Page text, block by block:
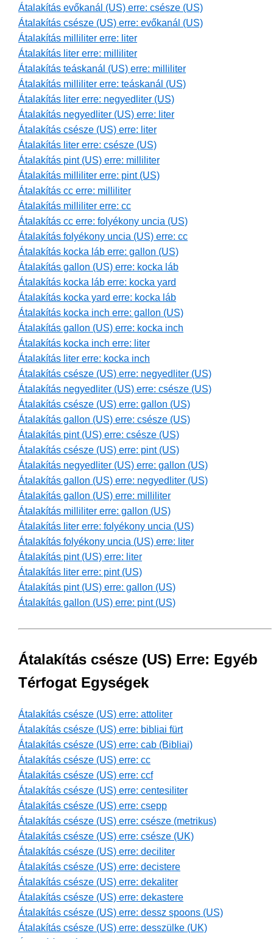
Átalakítás evőkanál (US) erre: csésze (US)
Átalakítás csésze (US) erre: evőkanál (US)
Átalakítás milliliter erre: liter
Átalakítás liter erre: milliliter
Átalakítás teáskanál (US) erre: milliliter
Átalakítás milliliter erre: teáskanál (US)
Átalakítás liter erre: negyedliter (US)
Átalakítás negyedliter (US) erre: liter
Átalakítás csésze (US) erre: liter
Átalakítás liter erre: csésze (US)
Átalakítás pint (US) erre: milliliter
Átalakítás milliliter erre: pint (US)
Átalakítás cc erre: milliliter
Átalakítás milliliter erre: cc
Átalakítás cc erre: folyékony uncia (US)
Átalakítás folyékony uncia (US) erre: cc
Átalakítás kocka láb erre: gallon (US)
Átalakítás gallon (US) erre: kocka láb
Átalakítás kocka láb erre: kocka yard
Átalakítás kocka yard erre: kocka láb
Átalakítás kocka inch erre: gallon (US)
Átalakítás gallon (US) erre: kocka inch
Átalakítás kocka inch erre: liter
Átalakítás liter erre: kocka inch
Átalakítás csésze (US) erre: negyedliter (US)
Átalakítás negyedliter (US) erre: csésze (US)
Átalakítás csésze (US) erre: gallon (US)
Átalakítás gallon (US) erre: csésze (US)
Átalakítás pint (US) erre: csésze (US)
Átalakítás csésze (US) erre: pint (US)
Átalakítás negyedliter (US) erre: gallon (US)
Átalakítás gallon (US) erre: negyedliter (US)
Átalakítás gallon (US) erre: milliliter
Átalakítás milliliter erre: gallon (US)
Átalakítás liter erre: folyékony uncia (US)
Átalakítás folyékony uncia (US) erre: liter
Átalakítás pint (US) erre: liter
Átalakítás liter erre: pint (US)
Átalakítás pint (US) erre: gallon (US)
Átalakítás gallon (US) erre: pint (US)
Átalakítás csésze (US) Erre: Egyéb
Térfogat Egységek
Átalakítás csésze (US) erre: attoliter
Átalakítás csésze (US) erre: bibliai fürt
Átalakítás csésze (US) erre: cab (Bibliai)
Átalakítás csésze (US) erre: cc
Átalakítás csésze (US) erre: ccf
Átalakítás csésze (US) erre: centesiliter
Átalakítás csésze (US) erre: csepp
Átalakítás csésze (US) erre: csésze (metrikus)
Átalakítás csésze (US) erre: csésze (UK)
Átalakítás csésze (US) erre: deciliter
Átalakítás csésze (US) erre: decistere
Átalakítás csésze (US) erre: dekaliter
Átalakítás csésze (US) erre: dekastere
Átalakítás csésze (US) erre: dessz spoons (US)
Átalakítás csésze (US) erre: desszülke (UK)